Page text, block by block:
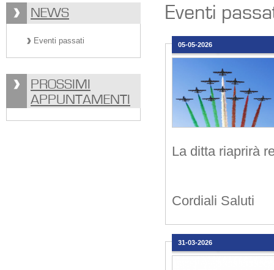
NEWS
Eventi passati
PROSSIMI
APPUNTAMENTI
Eventi
05-05-2026
La ditta riaprirà
Cordiali Saluti
31-03-2026